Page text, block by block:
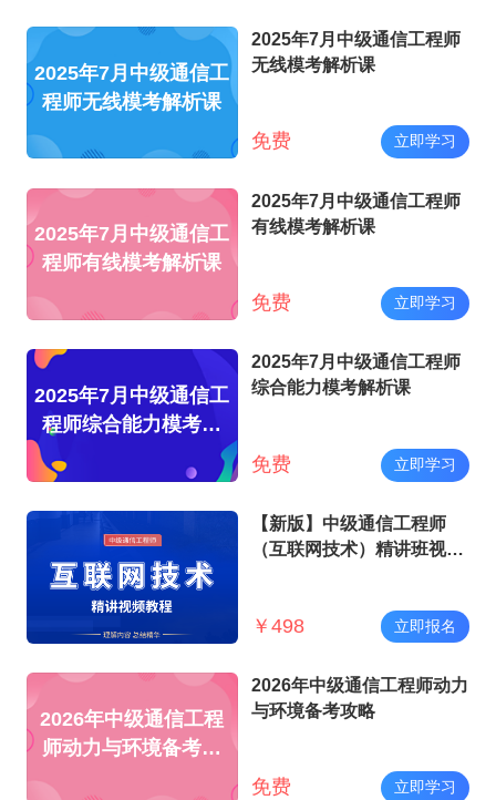
2025年7月中级通信工
程师无线模考解析课
2025年7月中级通信工程师
无线模考解析课
免费 立即学习
2025年7月中级通信工
程师有线模考解析课
2025年7月中级通信工程师
有线模考解析课
免费 立即学习
2025年7月中级通信工
程师综合能力模考解
2025年7月中级通信工程师
综合能力模考解析课
免费 立即学习
【新版】中级通信工程师
（互联网技术）精讲班视频
￥ 498 立即报名
2026年中级通信工程
师动力与环境备考攻
2026年中级通信工程师动力
与环境备考攻略
免费 立即学习